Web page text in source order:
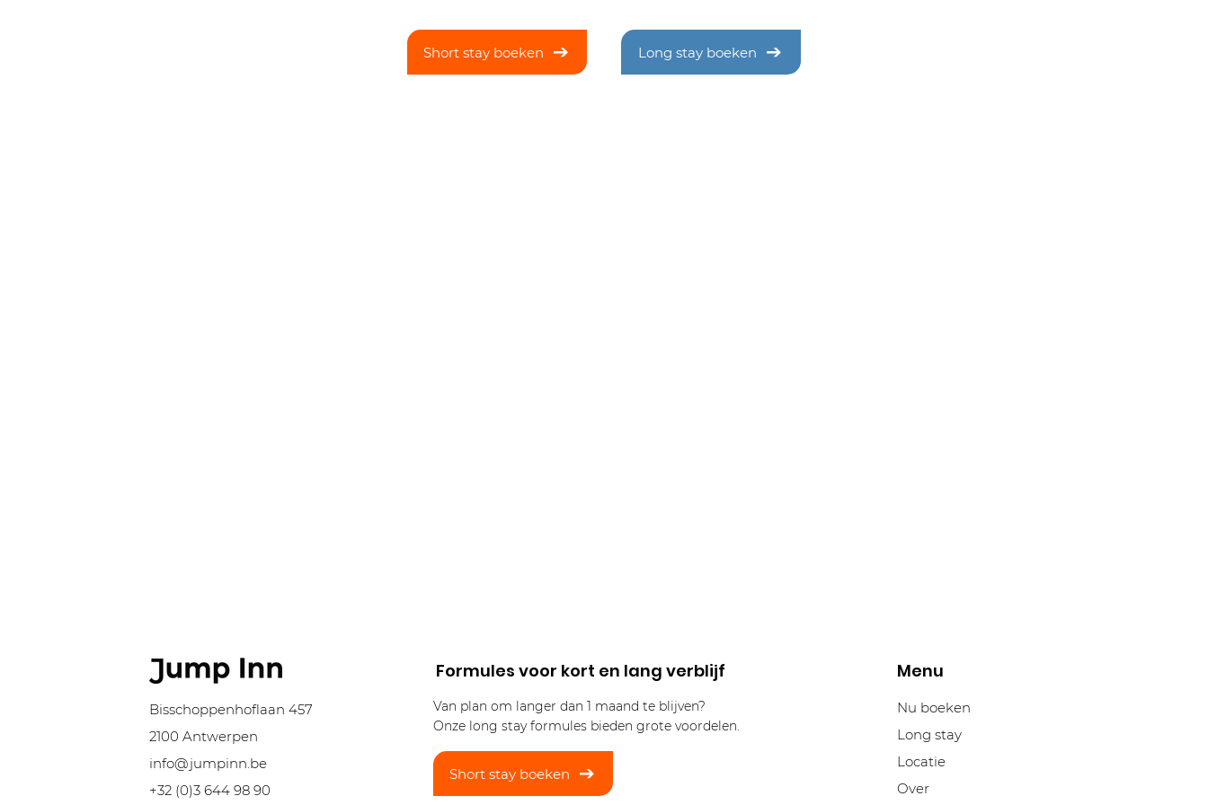
Short stay boeken Long stay boeken
Bisschoppenhoflaan 457
2100 Antwerpen
info@jumpinn.be
+32 (0)3 644 98 90
Formules voor kort en lang verblijf
Van plan om langer dan 1 maand te blijven?
Onze long stay formules bieden grote voordelen.
Short stay boeken
Menu
Nu boeken
Long stay
Locatie
Over